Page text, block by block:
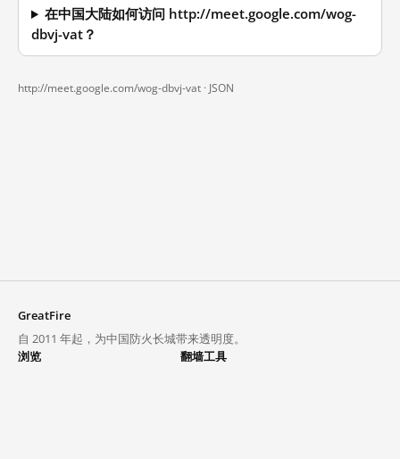
在中国大陆如何访问 http://meet.google.com/wog-
dbvj-vat？
http://meet.google.com/wog-dbvj-vat · JSON
GreatFire
自 2011 年起，为中国防火长城带来透明度。
浏览
翻墙工具